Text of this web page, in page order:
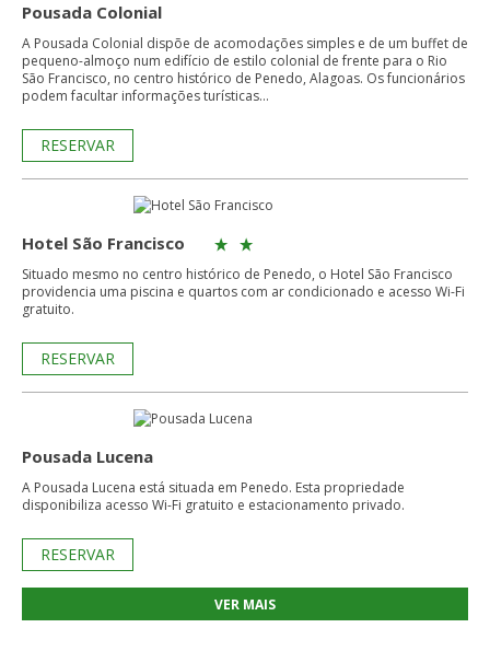
Pousada Colonial
A Pousada Colonial dispõe de acomodações simples e de um buffet de
pequeno-almoço num edifício de estilo colonial de frente para o Rio
São Francisco, no centro histórico de Penedo, Alagoas. Os funcionários
podem facultar informações turísticas...
RESERVAR
Hotel São Francisco
Situado mesmo no centro histórico de Penedo, o Hotel São Francisco
providencia uma piscina e quartos com ar condicionado e acesso Wi-Fi
gratuito.
RESERVAR
Pousada Lucena
A Pousada Lucena está situada em Penedo. Esta propriedade
disponibiliza acesso Wi-Fi gratuito e estacionamento privado.
RESERVAR
VER MAIS